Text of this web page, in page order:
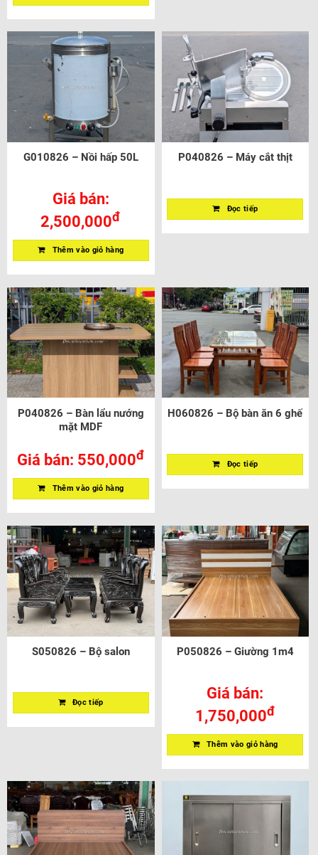
G010826 – Nồi hấp 50L
Giá bán:
2,500,000đ
Thêm vào giỏ hàng
P040826 – Máy cắt thịt
Đọc tiếp
P040826 – Bàn lẩu nướng
mặt MDF
Giá bán: 550,000đ
Thêm vào giỏ hàng
H060826 – Bộ bàn ăn 6 ghế
Đọc tiếp
S050826 – Bộ salon
Đọc tiếp
P050826 – Giường 1m4
Giá bán:
1,750,000đ
Thêm vào giỏ hàng